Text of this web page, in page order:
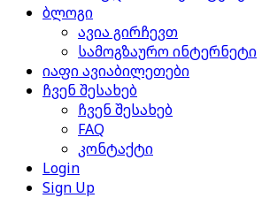
ბლოგი
ავია გირჩევთ
სამოგზაურო ინტერნეტი
იაფი ავიაბილეთები
ჩვენ შესახებ
ჩვენ შესახებ
FAQ
კონტაქტი
Login
Sign Up